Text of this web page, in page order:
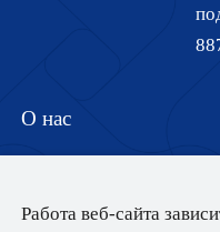
Работа веб-сайта
О нас